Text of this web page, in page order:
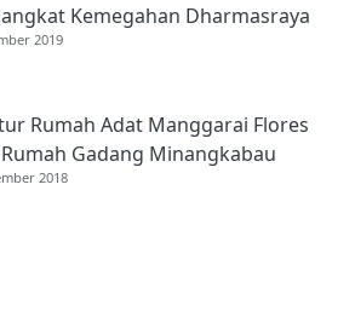
Kemegahan Dharmasraya
2019
Rumah Adat Manggarai Flores
Gadang Minangkabau
2018